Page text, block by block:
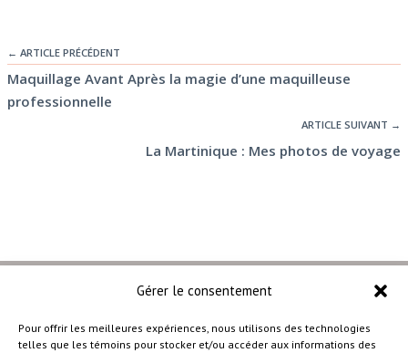
Gérer le consentement
Pour offrir les meilleures expériences, nous utilisons des technologies
telles que les témoins pour stocker et/ou accéder aux informations des
← ARTICLE PRÉCÉDENT
Maquillage Avant Après la magie d’une maquilleuse
professionnelle
ARTICLE SUIVANT →
La Martinique : Mes photos de voyage